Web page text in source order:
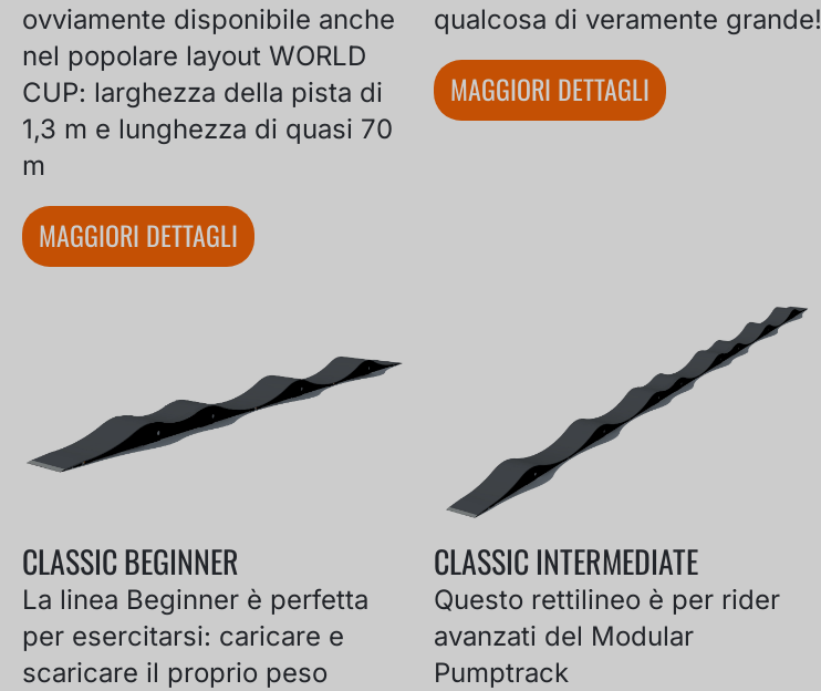
ovviamente disponibile anche
nel popolare layout WORLD
CUP: larghezza della pista di
1,3 m e lunghezza di quasi 70
m
MAGGIORI DETTAGLI
qualcosa di veramente grande!
MAGGIORI DETTAGLI
CLASSIC BEGINNER
La linea Beginner è perfetta
per esercitarsi: caricare e
scaricare il proprio peso
CLASSIC INTERMEDIATE
Questo rettilineo è per rider
avanzati del Modular
Pumptrack